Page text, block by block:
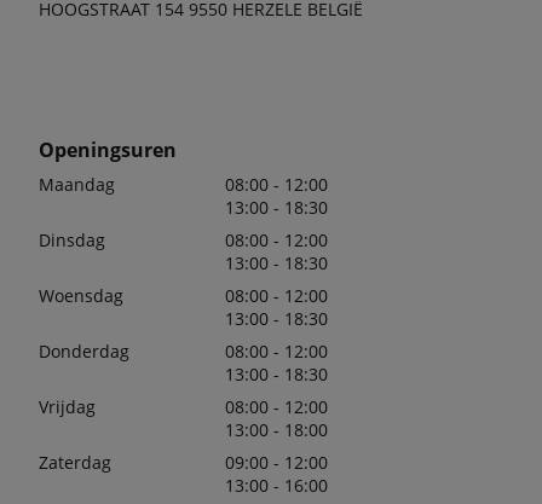
HOOGSTRAAT 154 9550 HERZELE BELGIË
Openingsuren
Maandag
08:00 - 12:00
13:00 - 18:30
Dinsdag
08:00 - 12:00
13:00 - 18:30
Woensdag
08:00 - 12:00
13:00 - 18:30
Donderdag
08:00 - 12:00
13:00 - 18:30
Vrijdag
08:00 - 12:00
13:00 - 18:00
Zaterdag
09:00 - 12:00
13:00 - 16:00